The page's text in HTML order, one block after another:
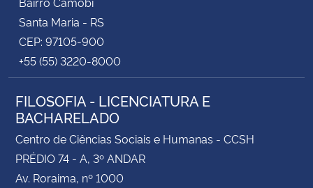
Santa Maria - RS
CEP: 97105-900
+55 (55) 3220-8000
FILOSOFIA - LICENCIATURA E
BACHARELADO
Centro de Ciências Sociais e Humanas - CCSH
PRÉDIO 74 - A, 3º ANDAR
Av. Roraima, nº 1000